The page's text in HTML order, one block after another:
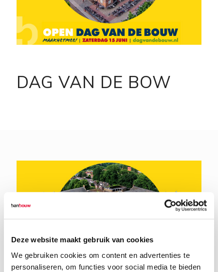
Deze website maakt gebruik van cookies
We gebruiken cookies om content en advertenties te
personaliseren, om functies voor social media te bieden
DAG VAN DE BOW